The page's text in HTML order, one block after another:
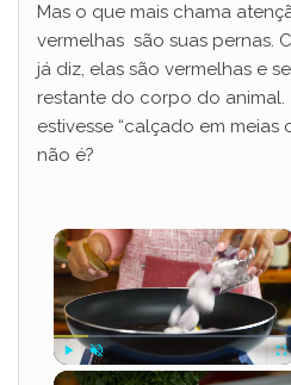
Mas o que mais chama
vermelhas são suas pernas.
já diz, elas são vermelhas e
restante do corpo do
estivesse “calçado em meias
não é?
×
Play Unmute